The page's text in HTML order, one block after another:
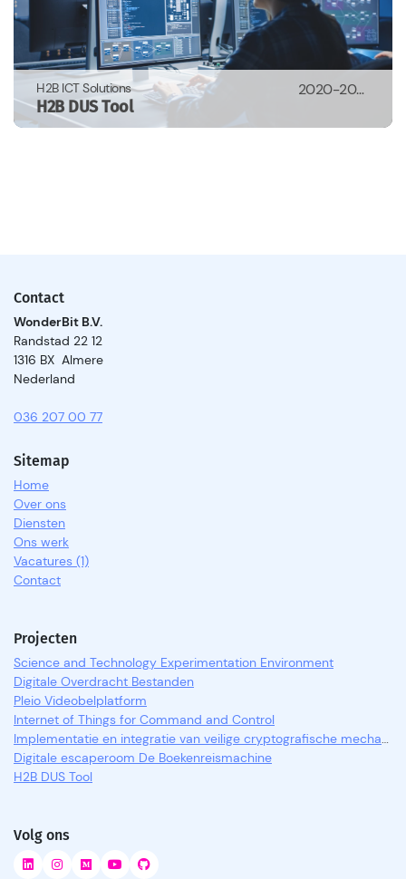
2020-2021
H2B ICT Solutions
H2B DUS Tool
Contact
WonderBit B.V.
Randstad 22 12
1316 BX Almere
Nederland
036 207 00 77
Sitemap
Home
Over ons
Diensten
Ons werk
Vacatures (1)
Contact
Projecten
Science and Technology Experimentation Environment
Digitale Overdracht Bestanden
Pleio Videobelplatform
Internet of Things for Command and Control
Implementatie en integratie van veilige cryptografische mechanismen
Digitale escaperoom De Boekenreismachine
H2B DUS Tool
Volg ons